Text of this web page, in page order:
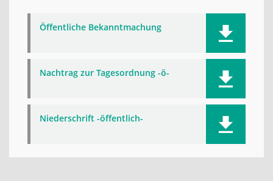
Öffentliche Bekanntmachung
Nachtrag zur Tagesordnung -ö-
Niederschrift -öffentlich-